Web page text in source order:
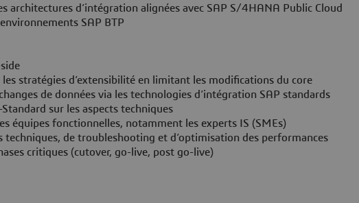
architectures d’intégration alignées avec SAP S/4HANA Public Cloud
SAP BTP
stratégies d’extensibilité en limitant les modifications du core
de données via les technologies d’intégration SAP standards
sur les aspects techniques
équipes fonctionnelles, notamment les experts IS (SMEs)
techniques, de troubleshooting et d’optimisation des performances
critiques (cutover, go-live, post go-live)